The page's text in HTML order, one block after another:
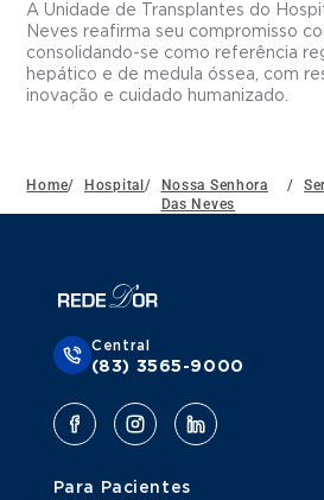
A Unidade de Transplantes do
Neves reafirma seu compromisso
consolidando-se como referência
hepático e de medula óssea, com
inovação e cuidado humanizado.
Home/ Hospital /
Nossa Senhora
Das Neves
/
Central
(83) 3565-9000
Para Pacientes